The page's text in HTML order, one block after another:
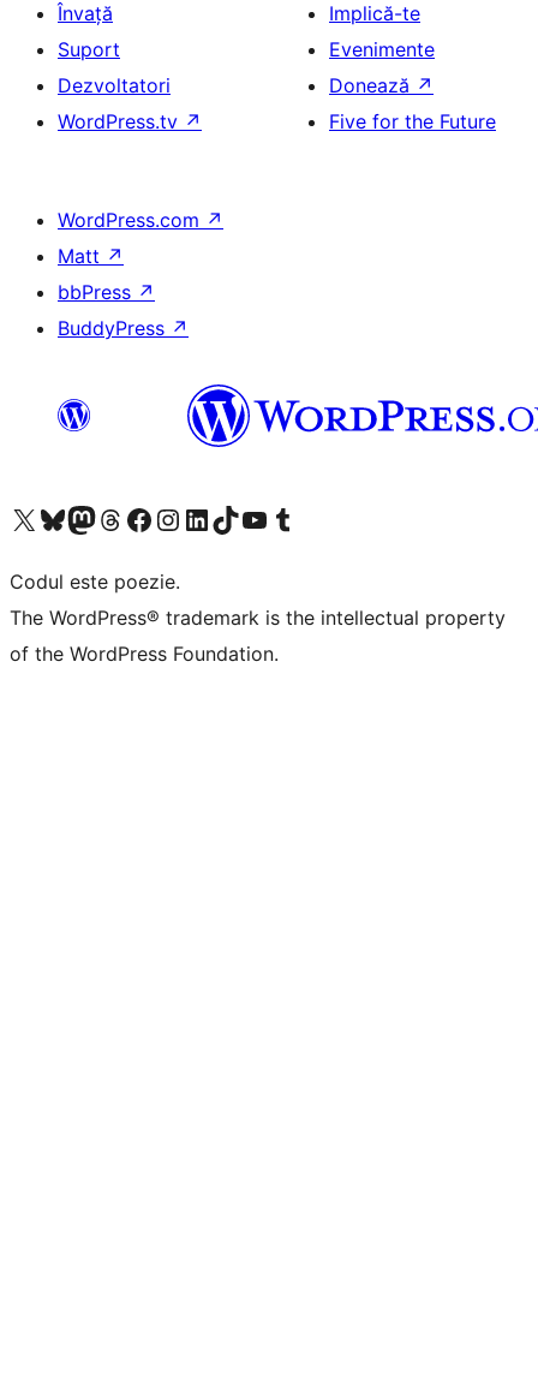
Învață
Suport
Dezvoltatori
WordPress.tv ↗
Implică-te
Evenimente
Donează ↗
Five for the Future
WordPress.com ↗
Matt ↗
bbPress ↗
BuddyPress ↗
Mergi la contul nostru X (fost Twitter)
Vizitează contul nostru Bluesky
Vizitează contul nostru Mastodon
Vizitează contul nostru Threads
Vizitează pagina noastră Facebook
Vizitează-ne pe Instagram
Vizitează-ne pe LinkedIn
Vizitează contul nostru TikTok
Vizitează canalul nostru YouTube
Vizitează contul nostru Tumblr
Codul este poezie.
The WordPress® trademark is the intellectual property
of the WordPress Foundation.